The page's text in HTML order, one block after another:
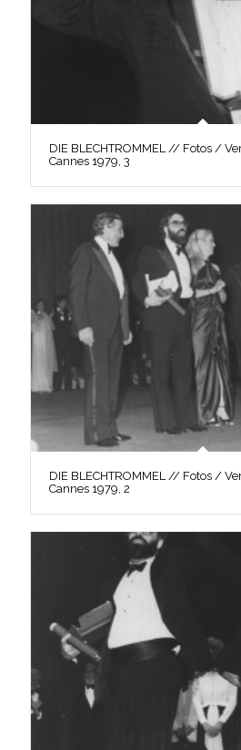
DIE BLECHTROMMEL // Fotos /
Cannes 1979, 3
DIE BLECHTROMMEL // Fotos /
Cannes 1979, 2